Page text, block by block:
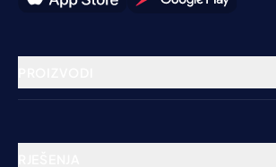
Rezervacijski sustav